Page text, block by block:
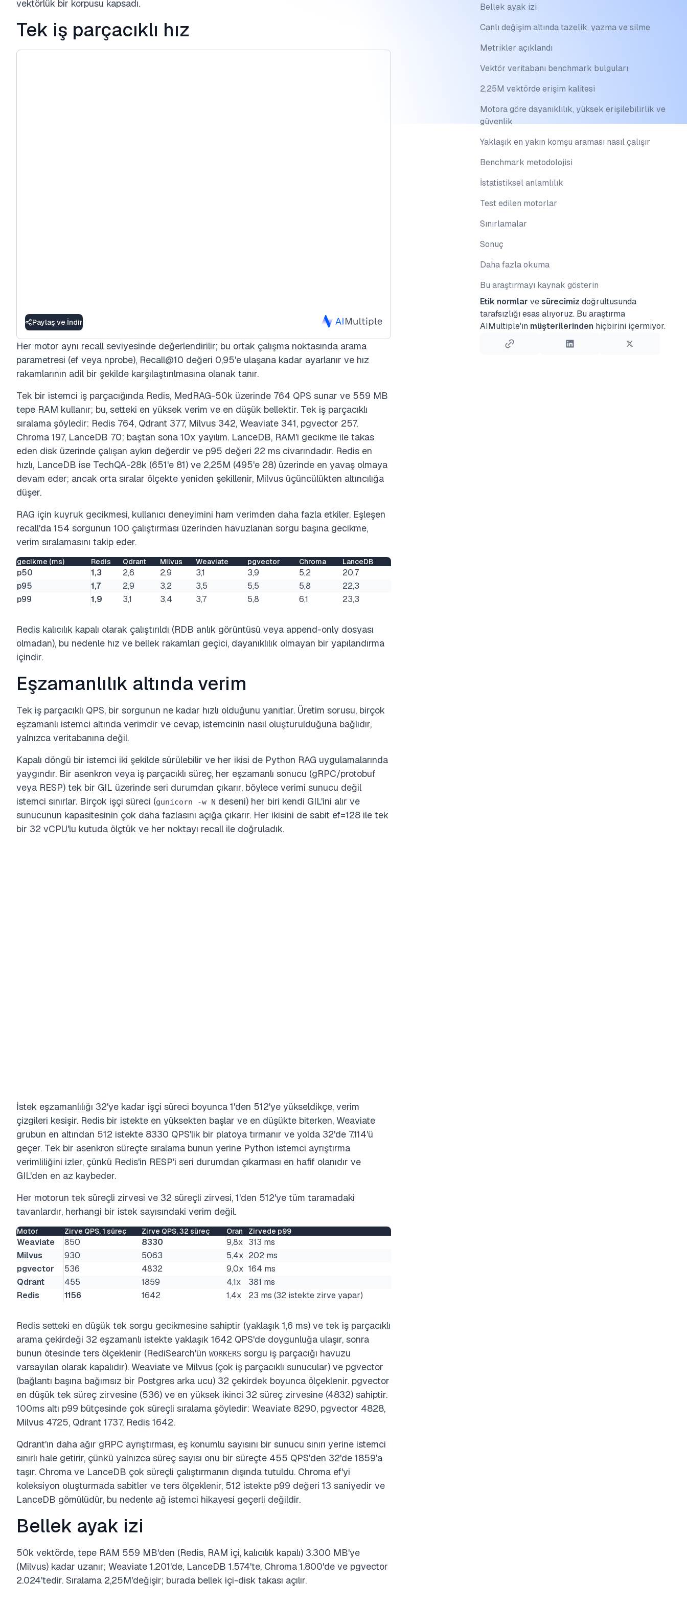
vektörlük bir korpusu kapsadı.
Tek iş parçacıklı hız
Paylaş ve İndir
Her motor aynı recall seviyesinde değerlendirilir; bu ortak çalışma noktasında arama
parametresi (ef veya nprobe), Recall@10 değeri 0,95'e ulaşana kadar ayarlanır ve hız
rakamlarının adil bir şekilde karşılaştırılmasına olanak tanır.
Tek bir istemci iş parçacığında Redis, MedRAG-50k üzerinde 764 QPS sunar ve 559 MB
tepe RAM kullanır; bu, setteki en yüksek verim ve en düşük bellektir. Tek iş parçacıklı
sıralama şöyledir: Redis 764, Qdrant 377, Milvus 342, Weaviate 341, pgvector 257,
Chroma 197, LanceDB 70; baştan sona 10x yayılım. LanceDB, RAM'i gecikme ile takas
eden disk üzerinde çalışan aykırı değerdir ve p95 değeri 22 ms civarındadır. Redis en
hızlı, LanceDB ise TechQA-28k (651'e 81) ve 2,25M (495'e 28) üzerinde en yavaş olmaya
devam eder; ancak orta sıralar ölçekte yeniden şekillenir, Milvus üçüncülükten altıncılığa
düşer.
RAG için kuyruk gecikmesi, kullanıcı deneyimini ham verimden daha fazla etkiler. Eşleşen
recall'da 154 sorgunun 100 çalıştırması üzerinden havuzlanan sorgu başına gecikme,
verim sıralamasını takip eder.
gecikme (ms) Redis Qdrant Milvus Weaviate pgvector Chroma LanceDB
p50 1,3 2,6 2,9 3,1 3,9 5,2
20,7
p95
1,7 2,9 3,2 3,5 5,5 5,8
22,3
p99
1,9 3,1 3,4 3,7 5,8 6,1 23,3
Redis kalıcılık kapalı olarak çalıştırıldı (RDB anlık görüntüsü veya append-only dosyası
olmadan), bu nedenle hız ve bellek rakamları geçici, dayanıklılık olmayan bir yapılandırma
içindir.
Eşzamanlılık altında verim
Tek iş parçacıklı QPS, bir sorgunun ne kadar hızlı olduğunu yanıtlar. Üretim sorusu, birçok
eşzamanlı istemci altında verimdir ve cevap, istemcinin nasıl oluşturulduğuna bağlıdır,
yalnızca veritabanına değil.
Kapalı döngü bir istemci iki şekilde sürülebilir ve her ikisi de Python RAG uygulamalarında
yaygındır. Bir asenkron veya iş parçacıklı süreç, her eşzamanlı sonucu (gRPC/protobuf
veya RESP) tek bir GIL üzerinde seri durumdan çıkarır, böylece verimi sunucu değil
istemci sınırlar. Birçok işçi süreci (gunicorn -w N deseni) her biri kendi GIL'ini alır ve
sunucunun kapasitesinin çok daha fazlasını açığa çıkarır. Her ikisini de sabit ef=128 ile tek
bir 32 vCPU'lu kutuda ölçtük ve her noktayı recall ile doğruladık.
İstek eşzamanlılığı 32'ye kadar işçi süreci boyunca 1'den 512'ye yükseldikçe, verim
çizgileri kesişir. Redis bir istekte en yüksekten başlar ve en düşükte biterken, Weaviate
grubun en altından 512 istekte 8330 QPS'lik bir platoya tırmanır ve yolda 32'de 7.114'ü
geçer. Tek bir asenkron süreçte sıralama bunun yerine Python istemci ayrıştırma
verimliliğini izler, çünkü Redis'in RESP'i seri durumdan çıkarması en hafif olanıdır ve
GIL'den en az kaybeder.
Her motorun tek süreçli zirvesi ve 32 süreçli zirvesi, 1'den 512'ye tüm taramadaki
tavanlardır, herhangi bir istek sayısındaki verim değil.
Motor Zirve QPS, 1 süreç Zirve QPS, 32 süreç Oran Zirvede p99
Weaviate 850 8330 9,8x 313 ms
Milvus
930 5063 5,4x 202 ms
pgvector
536 4832 9,0x 164 ms
Qdrant
455 1859 4,1x
381 ms
Redis
1156 1642 1,4x 23 ms (32 istekte zirve yapar)
Redis setteki en düşük tek sorgu gecikmesine sahiptir (yaklaşık 1,6 ms) ve tek iş parçacıklı
arama çekirdeği 32 eşzamanlı istekte yaklaşık 1642 QPS'de doygunluğa ulaşır, sonra
bunun ötesinde ters ölçeklenir (RediSearch'ün WORKERS sorgu iş parçacığı havuzu
varsayılan olarak kapalıdır). Weaviate ve Milvus (çok iş parçacıklı sunucular) ve pgvector
(bağlantı başına bağımsız bir Postgres arka ucu) 32 çekirdek boyunca ölçeklenir. pgvector
en düşük tek süreç zirvesine (536) ve en yüksek ikinci 32 süreç zirvesine (4832) sahiptir.
100ms altı p99 bütçesinde çok süreçli sıralama şöyledir: Weaviate 8290, pgvector 4828,
Milvus 4725, Qdrant 1737, Redis 1642.
Qdrant'ın daha ağır gRPC ayrıştırması, eş konumlu sayısını bir sunucu sınırı yerine istemci
sınırlı hale getirir, çünkü yalnızca süreç sayısı onu bir süreçte 455 QPS'den 32'de 1859'a
taşır. Chroma ve LanceDB çok süreçli çalıştırmanın dışında tutuldu. Chroma ef'yi
koleksiyon oluşturmada sabitler ve ters ölçeklenir, 512 istekte p99 değeri 13 saniyedir ve
LanceDB gömülüdür, bu nedenle ağ istemci hikayesi geçerli değildir.
Bellek ayak izi
50k vektörde, tepe RAM 559 MB'den (Redis, RAM içi, kalıcılık kapalı) 3.300 MB'ye
(Milvus) kadar uzanır; Weaviate 1.201'de, LanceDB 1.574'te, Chroma 1.800'de ve pgvector
2.024'tedir. Sıralama 2,25M'değişir; burada bellek içi-disk takası açılır.
Bellek ayak izi
Canlı değişim altında tazelik, yazma ve silme
Metrikler açıklandı
Vektör veritabanı benchmark bulguları
2,25M vektörde erişim kalitesi
Motora göre dayanıklılık, yüksek erişilebilirlik ve
güvenlik
Yaklaşık en yakın komşu araması nasıl çalışır
Benchmark metodolojisi
İstatistiksel anlamlılık
Test edilen motorlar
Sınırlamalar
Sonuç
Daha fazla okuma
Bu araştırmayı kaynak gösterin
Etik normlar vesürecimiz doğrultusunda
tarafsızlığı esas alıyoruz. Bu araştırma
AIMultiple'ın müşterilerindenhiçbirini içermiyor.